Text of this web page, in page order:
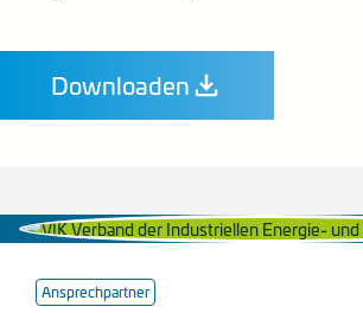
Downloaden
Ansprechpartner